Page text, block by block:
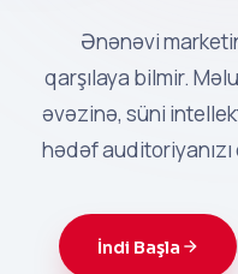
Ənənəvi
qarşılaya bilmir.
əvəzinə, süni
hədəf
İndi Başla